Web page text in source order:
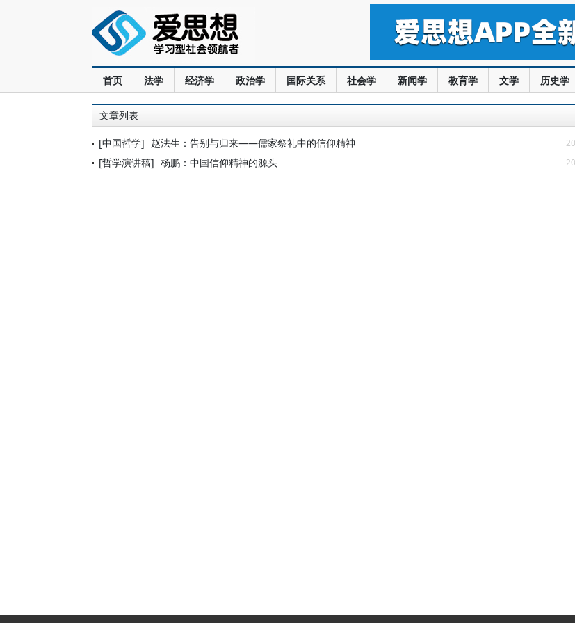
首页 法学 经济学 政治学 国际关系 社会学 新闻学 教育学 文学 历史学
文章列表
[中国哲学] 赵法生：告别与归来——儒家祭礼中的信仰精神
[哲学演讲稿] 杨鹏：中国信仰精神的源头